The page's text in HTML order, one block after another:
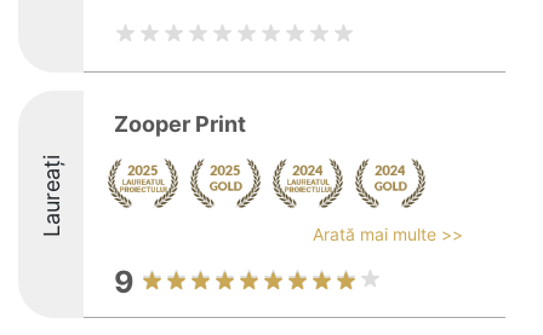
Laureați
Zooper Print
Arată mai multe >>
9